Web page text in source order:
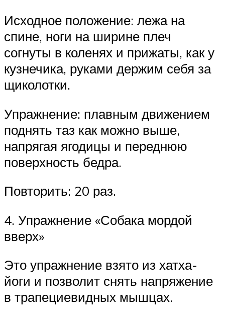
Исходное положение: лежа на
спине, ноги на ширине плеч
согнуты в коленях и прижаты, как у
кузнечика, руками держим себя за
щиколотки.
Упражнение: плавным движением
поднять таз как можно выше,
напрягая ягодицы и переднюю
поверхность бедра.
Повторить: 20 раз.
4. Упражнение «Собака мордой
вверх»
Это упражнение взято из хатха-
йоги и позволит снять напряжение
в трапециевидных мышцах.